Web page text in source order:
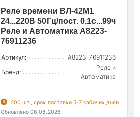
Реле времени ВЛ-42М1
24...220В 50Гц/пост. 0.1с...99ч
Реле и Автоматика A8223-
76911236
Артикул:
A8223-76911236
Бренд:
Реле и
Автоматика
200 шт., срок поставки 5-7 рабочих дней
Обновлено 06.08.2026